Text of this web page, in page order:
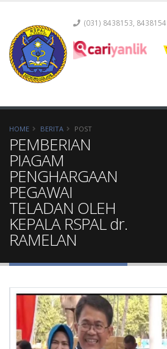
(031) 8438153, 8438154
HOME BERITA POST
PEMBERIAN
PIAGAM
PENGHARGAAN
PEGAWAI
TELADAN OLEH
KEPALA RSPAL dr.
RAMELAN